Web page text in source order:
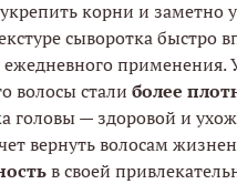
корни и заметно
сыворотка быстро
применения.
волосы стали более
головы — здоровой и
вернуть волосам
в своей